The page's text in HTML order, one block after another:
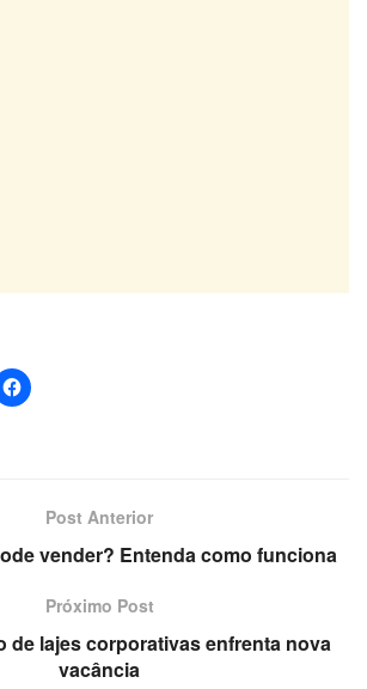
Post Anterior
vender? Entenda como funciona
Próximo Post
de lajes corporativas enfrenta nova
vacância